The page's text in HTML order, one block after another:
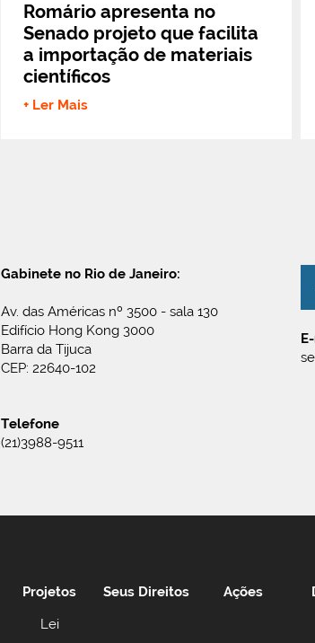
Romário apresenta no
Senado projeto que facilita
a importação de materiais
científicos
+ Ler Mais
Gabinete no Rio de Janeiro:
Av. das Américas nº 3500 - sala 130
Edifício Hong Kong 3000
Barra da Tijuca
CEP: 22640-102
Telefone
(21)3988-9511
Projetos
Lei
Seus Direitos Ações